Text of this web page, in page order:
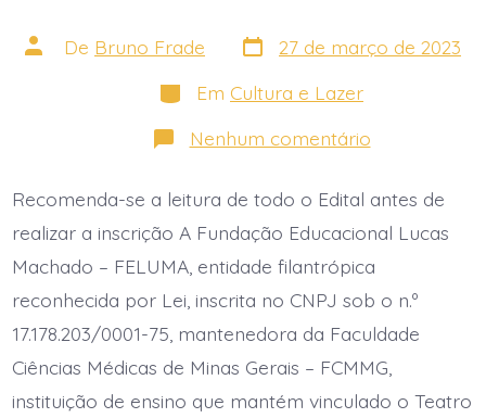
Autor
do
De Bruno Frade Data
do
27 de março de 2023
Categorias
Em Cultura e Lazer
Nenhum comentárioem
Edital
processo
de
seleção
de
bolsista
atuar
em
projeto
no
Teatro
Feluma
Recomenda-se a leitura de todo o Edital antes de
realizar a inscrição A Fundação Educacional Lucas
Machado – FELUMA, entidade filantrópica
reconhecida por Lei, inscrita no CNPJ sob o n.º
17.178.203/0001-75, mantenedora da Faculdade
Ciências Médicas de Minas Gerais – FCMMG,
instituição de ensino que mantém vinculado o Teatro